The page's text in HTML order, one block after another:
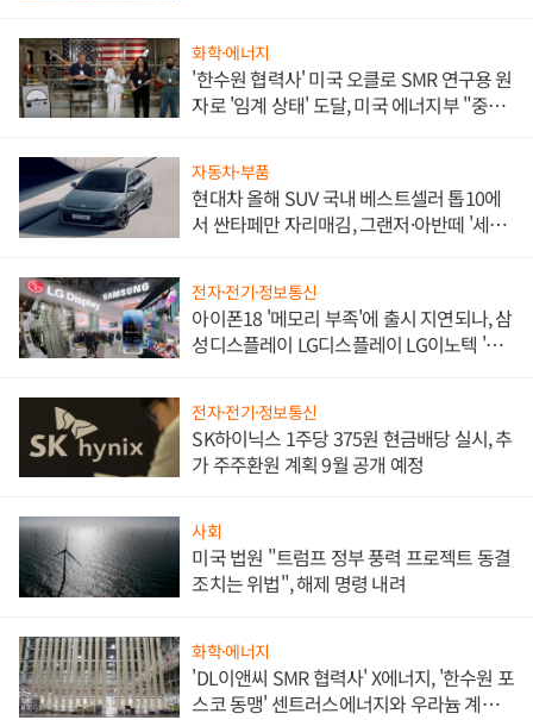
화학·에너지
'한수원 협력사' 미국 오클로 SMR 연구용 원
자로 '임계 상태' 도달, 미국 에너지부 "중요
자동차·부품
현대차 올해 SUV 국내 베스트셀러 톱10에
서 싼타페만 자리매김, 그랜저·아반떼 '세단
전자·전기·정보통신
아이폰18 '메모리 부족'에 출시 지연되나, 삼
성디스플레이 LG디스플레이 LG이노텍 '탈
전자·전기·정보통신
SK하이닉스 1주당 375원 현금배당 실시, 추
가 주주환원 계획 9월 공개 예정
사회
미국 법원 "트럼프 정부 풍력 프로젝트 동결
조치는 위법", 해제 명령 내려
화학·에너지
'DL이앤씨 SMR 협력사' X에너지, '한수원 포
스코 동맹' 센트러스에너지와 우라늄 계약